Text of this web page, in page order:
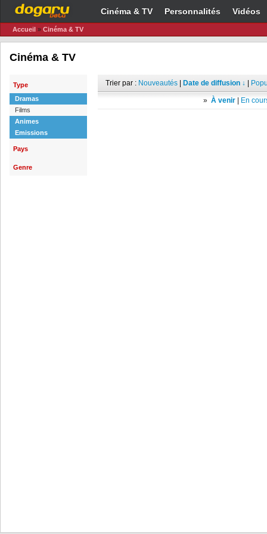
Cinéma & TV Personnalités Vidéos
Accueil » Cinéma & TV
Cinéma & TV
Type
Dramas
Films
Animes
Emissions
Pays
Genre
Trier par : Nouveautés Date de diffusion ↓
» À venir En